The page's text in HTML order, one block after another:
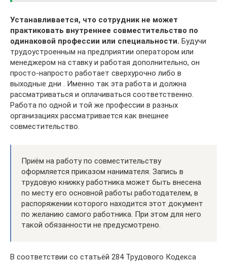
Устанавливается, что сотрудник не может
практиковать внутреннее совместительство по
одинаковой профессии или специальности. Будучи
трудоустроенным на предприятии оператором или
менеджером на ставку и работая дополнительно, он
просто-напросто работает сверхурочно либо в
выходные дни . Именно так эта работа и должна
рассматриваться и оплачиваться соответственно.
Работа по одной и той же профессии в разных
организациях рассматривается как внешнее
совместительство.
Приём на работу по совместительству
оформляется приказом нанимателя. Запись в
трудовую книжку работника может быть внесена
по месту его основной работы работодателем, в
распоряжении которого находится этот документ
по желанию самого работника. При этом для него
такой обязанности не предусмотрено.
В соответствии со статьёй 284 Трудового Кодекса